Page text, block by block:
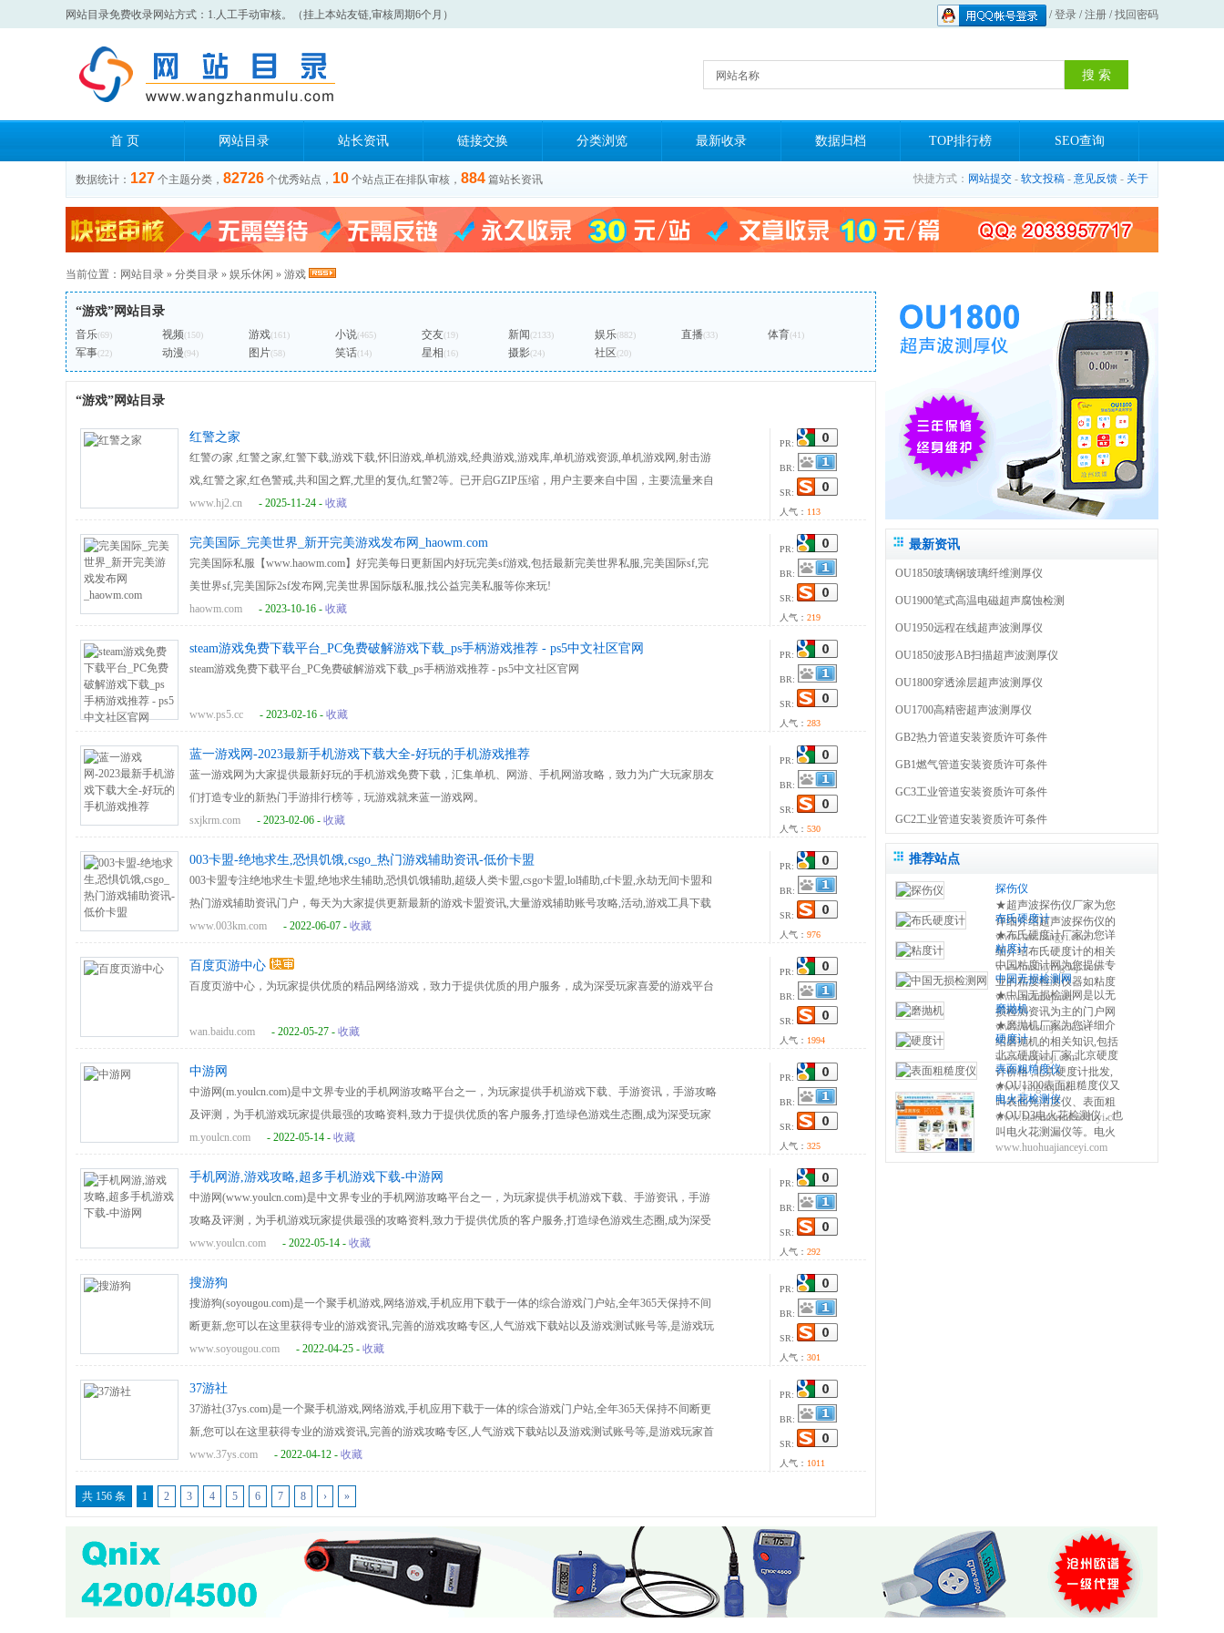
网站目录免费收录网站方式：1.人工手动审核。（挂上本站友链,审核周期6个月） /登录 /注册 /找回密码
网站名称
首 页 网站目录 站长资讯 链接交换 分类浏览 最新收录 数据归档 TOP排行榜 SEO查询
数据统计： 127 个主题分类， 82726 个优秀站点， 10 个站点正在排队审核， 884 篇站长资讯 快捷方式： 网站提交 - 软文投稿 - 意见反馈 - 关于
当前位置： 网站目录 » 分类目录 » 娱乐休闲 » 游戏
“游戏”网站目录
音乐(69) 视频(150) 游戏(161) 小说(465) 交友(19) 新闻(2133) 娱乐(882) 直播(33) 体育(41)
军事(22) 动漫(94) 图片(58) 笑话(14) 星相(16) 摄影(24) 社区(20)
“游戏”网站目录
红警之家
红警の家 ,红警之家,红警下载,游戏下载,怀旧游戏,单机游戏,经典游戏,游戏库,单机游戏资源,单机游戏网,射击游
戏,红警之家,红色警戒,共和国之辉,尤里的复仇,红警2等。已开启GZIP压缩，用户主要来自中国，主要流量来自
搜索引擎
www.hj2.cn - 2025-11-24 - 收藏
PR:
BR:
SR:
人气： 113
完美国际_完美世界_新开完美游戏发布网_haowm.com
完美国际私服【www.haowm.com】好完美每日更新国内好玩完美sf游戏,包括最新完美世界私服,完美国际sf,完
美世界sf,完美国际2sf发布网,完美世界国际版私服,找公益完美私服等你来玩!
haowm.com
- 2023-10-16 - 收藏
PR:
BR:
SR:
人气： 219
steam游戏免费下载平台_PC免费破解游戏下载_ps手柄游戏推荐 - ps5中文社区官网
steam游戏免费下载平台_PC免费破解游戏下载_ps手柄游戏推荐 - ps5中文社区官网
www.ps5.cc - 2023-02-16 - 收藏
PR:
BR:
SR:
人气： 283
蓝一游戏网-2023最新手机游戏下载大全-好玩的手机游戏推荐
蓝一游戏网为大家提供最新好玩的手机游戏免费下载，汇集单机、网游、手机网游攻略，致力为广大玩家朋友
们打造专业的新热门手游排行榜等，玩游戏就来蓝一游戏网。
sxjkrm.com
- 2023-02-06 - 收藏
PR:
BR:
SR:
人气： 530
003卡盟-绝地求生,恐惧饥饿,csgo_热门游戏辅助资讯-低价卡盟
003卡盟专注绝地求生卡盟,绝地求生辅助,恐惧饥饿辅助,超级人类卡盟,csgo卡盟,lol辅助,cf卡盟,永劫无间卡盟和
热门游戏辅助资讯门户，每天为大家提供更新最新的游戏卡盟资讯,大量游戏辅助账号攻略,活动,游戏工具下载
以及卡盟最新热门游戏资料专题等游戏资讯。
www.003km.com - 2022-06-07 - 收藏
PR:
BR:
SR:
人气： 976
百度页游中心
百度页游中心，为玩家提供优质的精品网络游戏，致力于提供优质的用户服务，成为深受玩家喜爱的游戏平台
wan.baidu.com - 2022-05-27 - 收藏
PR:
BR:
SR:
人气： 1994
中游网
中游网(m.youlcn.com)是中文界专业的手机网游攻略平台之一，为玩家提供手机游戏下载、手游资讯，手游攻略
及评测，为手机游戏玩家提供最强的攻略资料,致力于提供优质的客户服务,打造绿色游戏生态圈,成为深受玩家
喜爱的游戏名站.
m.youlcn.com - 2022-05-14 - 收藏
PR:
BR:
SR:
人气： 325
手机网游,游戏攻略,超多手机游戏下载-中游网
中游网(www.youlcn.com)是中文界专业的手机网游攻略平台之一，为玩家提供手机游戏下载、手游资讯，手游
攻略及评测，为手机游戏玩家提供最强的攻略资料,致力于提供优质的客户服务,打造绿色游戏生态圈,成为深受
玩家喜爱的游戏名站.
www.youlcn.com - 2022-05-14 - 收藏
PR:
BR:
SR:
人气： 292
搜游狗
搜游狗(soyougou.com)是一个聚手机游戏,网络游戏,手机应用下载于一体的综合游戏门户站,全年365天保持不间
断更新,您可以在这里获得专业的游戏资讯,完善的游戏攻略专区,人气游戏下载站以及游戏测试账号等,是游戏玩
家首选综合游戏资讯门户网站。
www.soyougou.com - 2022-04-25 - 收藏
PR:
BR:
SR:
人气： 301
37游社
37游社(37ys.com)是一个聚手机游戏,网络游戏,手机应用下载于一体的综合游戏门户站,全年365天保持不间断更
新,您可以在这里获得专业的游戏资讯,完善的游戏攻略专区,人气游戏下载站以及游戏测试账号等,是游戏玩家首
选综合游戏资讯门户网站。
www.37ys.com - 2022-04-12 - 收藏
PR:
BR:
SR:
人气： 1011
共 156 条 1 2 3 4 5 6 7 8 › »
最新资讯
OU1850玻璃钢玻璃纤维测厚仪
OU1900笔式高温电磁超声腐蚀检测
OU1950远程在线超声波测厚仪
OU1850波形AB扫描超声波测厚仪
OU1800穿透涂层超声波测厚仪
OU1700高精密超声波测厚仪
GB2热力管道安装资质许可条件
GB1燃气管道安装资质许可条件
GC3工业管道安装资质许可条件
GC2工业管道安装资质许可条件
推荐站点
探伤仪
★超声波探伤仪厂家为您
详细介绍超声波探伤仪的
相关知识,包括磁粉探伤仪
原理,使用方法,操作注意事
项等,使您更好的了解和使
用便携式探伤设备 0317-
3038768
www.tanshangyi.com
布氏硬度计
★布氏硬度计厂家为您详
细介绍布氏硬度计的相关
知识,包括布氏硬度计原理,
使用方法,使用注意事项,维
修保养等,使您更好的了解
和使用布氏硬度测量仪方
法 0317-3038768
www.bushiyingduji.com
粘度计
中国粘度计网为您提供专
业的粘度检测仪器如粘度
杯,旋转粘度计,手持式粘度
计,斯托默粘度计,温控一体
式粘度计,聚合物粘度计等
粘度检测仪器的产品供应
商信息及技术资讯。
www.nianduji.net
中国无损检测网
★中国无损检测网是以无
损检测资讯为主的门户网
站，提供全面及时的无损
检测设备、无损超声探
伤、无损设备、无损标准
等，设有资讯、标准、展
会、仪器、技术、下载等
20多个内容频道。
www.wusunjiance.net
磨抛机
★磨抛机厂家为您详细介
绍磨抛机的相关知识,包括
磨抛机原理,使用方法,使用
注意事项,维修保养等,使您
更好的了解和使用磨抛机
方法 0317-3038768
www.mopaoji.com
硬度计
北京硬度计厂家,北京硬度
计价格 ,北京硬度计批发,
北京硬度计网为您提供里
氏硬度计、布氏硬度计、
洛氏硬度计、维氏硬度
计、邵氏硬度计、超声波
硬度计的供求信息，免费
www.yingduji.net
表面粗糙度仪
★OU1300表面粗糙度仪又
叫表面光洁度仪、表面粗
糙度检测仪、粗糙度测量
仪、粗糙度测试仪等，表
面粗糙度仪由仪器内部的
www.biaomiancucaoduyi.com
电火花检测仪
★OUD3电火花检测仪，也
叫电火花测漏仪等。电火
花检测仪主要用来检测金
www.huohuajianceyi.com